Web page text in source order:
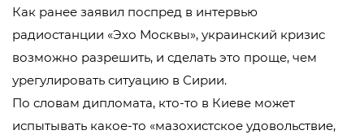
Как ранее заявил поспред в интервью
радиостанции «Эхо Москвы», украинский кризис
возможно разрешить, и сделать это проще, чем
урегулировать ситуацию в Сирии.
По словам дипломата, кто-то в Киеве может
испытывать какое-то «мазохистское удовольствие,